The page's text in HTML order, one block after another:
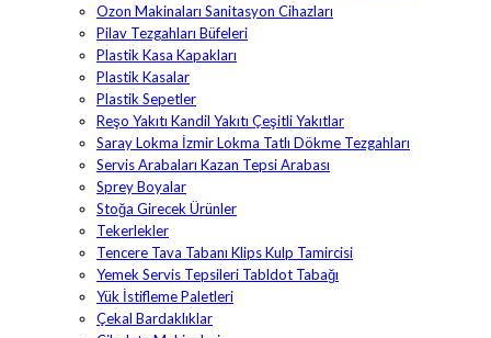
Ozon Makinaları Sanitasyon Cihazları
Pilav Tezgahları Büfeleri
Plastik Kasa Kapakları
Plastik Kasalar
Plastik Sepetler
Reşo Yakıtı Kandil Yakıtı Çeşitli Yakıtlar
Saray Lokma İzmir Lokma Tatlı Dökme Tezgahları
Servis Arabaları Kazan Tepsi Arabası
Sprey Boyalar
Stoğa Girecek Ürünler
Tekerlekler
Tencere Tava Tabanı Klips Kulp Tamircisi
Yemek Servis Tepsileri Tabldot Tabağı
Yük İstifleme Paletleri
Çekal Bardaklıklar